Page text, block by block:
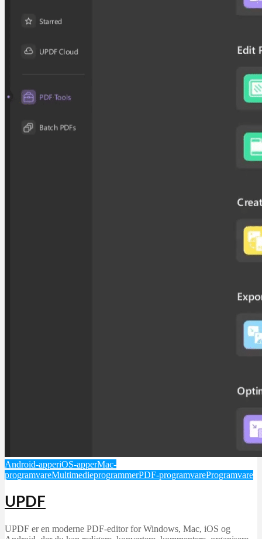
Android-apperiOS-apperMac-
programvareMultimedieprogrammerPDF-programvareProgramvare
UPDF
UPDF er en moderne PDF-editor for Windows, Mac, iOS og